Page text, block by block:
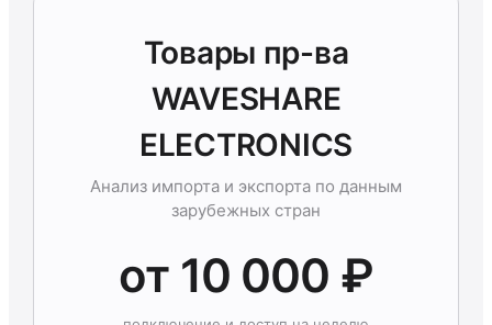
Товары пр-ва
WAVESHARE
ELECTRONICS
Анализ импорта и экспорта по данным
зарубежных стран
от 10 000 ₽